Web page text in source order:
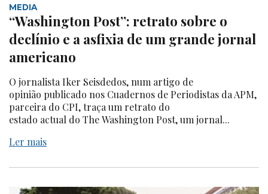
MEDIA
“Washington Post”: retrato sobre o
declínio e a asfixia de um grande jornal
americano
O jornalista Iker Seisdedos, num artigo de
opinião publicado nos Cuadernos de Periodistas da APM,
parceira do CPI, traça um retrato do
estado actual do The Washington Post, um jornal...
Ler mais